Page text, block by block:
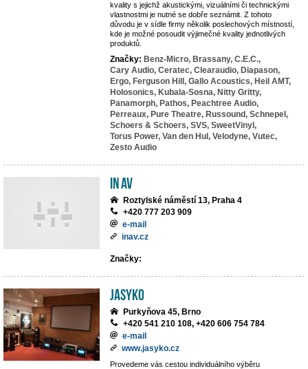
kvality s jejichž akustickými, vizuálními či technickými
vlastnostmi je nutné se dobře seznámit. Z tohoto
důvodu je v sídle firmy několik poslechových místností,
kde je možné posoudit výjimečné kvality jednotlivých
produktů.
Značky: Benz-Micro, Brassany, C.E.C.,
Cary Audio, Ceratec, Clearaudio, Diapason,
Ergo, Ferguson Hill, Gallo Acoustics, Heil AMT,
Holosonics, Kubala-Sosna, Nitty Gritty,
Panamorph, Pathos, Peachtree Audio,
Perreaux, Pure Theatre, Russound, Schnepel,
Schoers & Schoers, SVS, SweetVinyl,
Torus Power, Van den Hul, Velodyne, Vutec,
Zesto Audio
IN AV
Roztylské náměstí 13, Praha 4
+420 777 203 909
e-mail
inav.cz
Značky:
JASYKO
Purkyňova 45, Brno
+420 541 210 108, +420 606 754 784
e-mail
www.jasyko.cz
Provedeme vás cestou individuálního výběru